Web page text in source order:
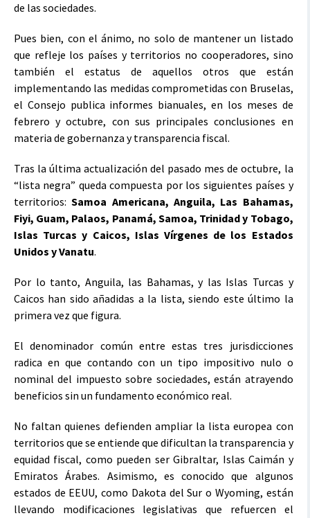
de las sociedades.
Pues bien, con el ánimo, no solo de mantener un listado
que refleje los países y territorios no cooperadores, sino
también el estatus de aquellos otros que están
implementando las medidas comprometidas con Bruselas,
el Consejo publica informes bianuales, en los meses de
febrero y octubre, con sus principales conclusiones en
materia de gobernanza y transparencia fiscal.
Tras la última actualización del pasado mes de octubre, la
“lista negra” queda compuesta por los siguientes países y
territorios:Samoa Americana, Anguila, Las Bahamas,
Fiyi, Guam, Palaos, Panamá, Samoa, Trinidad y Tobago,
Islas Turcas y Caicos, Islas Vírgenes de los Estados
Unidos y Vanatu.
Por lo tanto, Anguila, las Bahamas, y las Islas Turcas y
Caicos han sido añadidas a la lista, siendo este último la
primera vez que figura.
El denominador común entre estas tres jurisdicciones
radica en que contando con un tipo impositivo nulo o
nominal del impuesto sobre sociedades, están atrayendo
beneficios sin un fundamento económico real.
No faltan quienes defienden ampliar la lista europea con
territorios que se entiende que dificultan la transparencia y
equidad fiscal, como pueden ser Gibraltar, Islas Caimán y
Emiratos Árabes. Asimismo, es conocido que algunos
estados de EEUU, como Dakota del Sur o Wyoming, están
llevando modificaciones legislativas que refuercen el